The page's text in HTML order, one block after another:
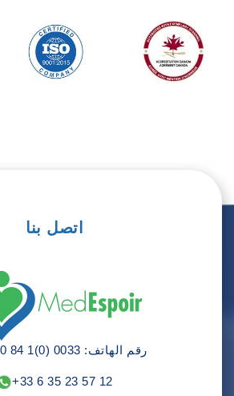
اتصل بنا
رقم الهاتف: 0033 (0)1 84 800 400
+33 6 35 23 57 12